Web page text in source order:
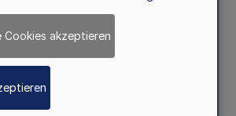
Artikel 4 des Gesetzes vom 9. Mai
akzeptieren